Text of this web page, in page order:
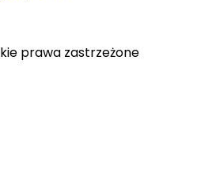
prawa zastrzeżone